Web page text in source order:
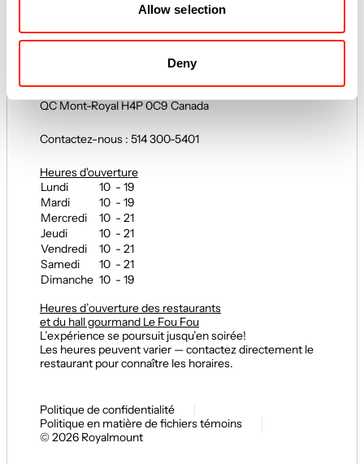
Allow selection
Deny
5050 chemin de la Côte-de-Liesse
QC Mont-Royal H4P 0C9 Canada
Contactez-nous : 514 300-5401
Heures d'ouverture
Lundi
10 - 19
Mardi
10 - 19
Mercredi
10 - 21
Jeudi
10 - 21
Vendredi
10 - 21
Samedi
10 - 21
Dimanche 10 - 19
Heures d’ouverture des restaurants
et du hall gourmand Le Fou Fou
L’expérience se poursuit jusqu’en soirée!
Les heures peuvent varier — contactez directement le
restaurant pour connaître les horaires.
Politique de confidentialité
Politique en matière de fichiers témoins
© 2026 Royalmount